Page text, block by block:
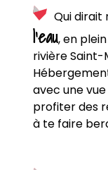
Qui dirait
l’eau, en
rivière Saint-
avec une
profiter des
à te faire